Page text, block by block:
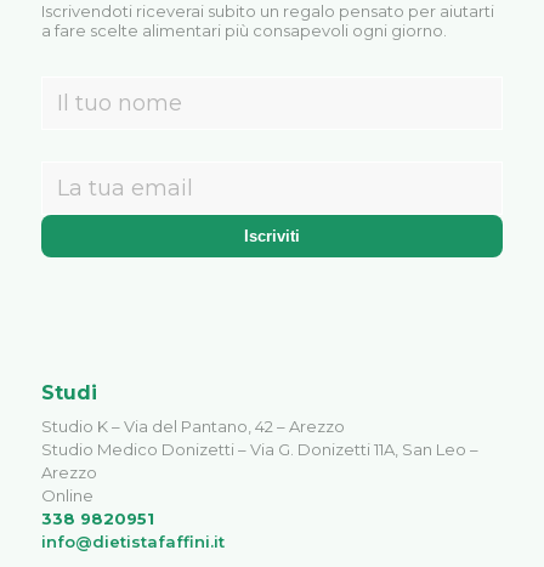
Iscrivendoti riceverai subito un regalo pensato per aiutarti
a fare scelte alimentari più consapevoli ogni giorno.
Studi
Studio K – Via del Pantano, 42 – Arezzo
Studio Medico Donizetti – Via G. Donizetti 11A, San Leo –
Arezzo
Online
338 9820951
info@dietistafaffini.it